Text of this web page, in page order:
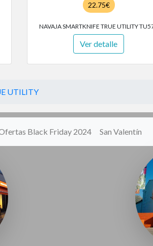
22.75€
NAVAJA SMARTKNIFE TRUE UTILITY
Ver detalle
UTILITY
Black Friday 2024 San Valentín